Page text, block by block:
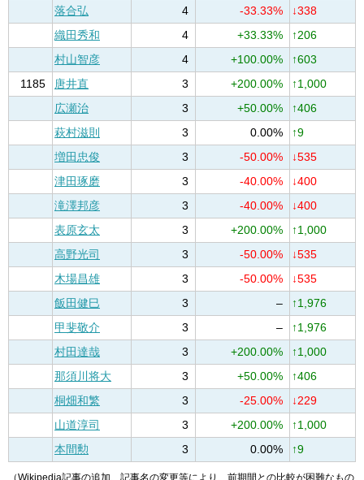
落合弘
4 -33.33%
↓338
織田秀和
4 +33.33%
↑206
村山智彦
4 +100.00%
↑603
1185
唐井直 3 +200.00%
↑1,000
広瀬治
3 +50.00%
↑406
萩村滋則
3 0.00%
↑9
増田忠俊
3 -50.00%
↓535
津田琢磨
3 -40.00%
↓400
滝澤邦彦
3 -40.00%
↓400
表原玄太
3 +200.00%
↑1,000
高野光司
3 -50.00%
↓535
木場昌雄
3 -50.00%
↓535
飯田健巳
3 –
↑1,976
甲斐敬介
3 –
↑1,976
村田達哉
3 +200.00%
↑1,000
那須川将大
3 +50.00%
↑406
桐畑和繁
3 -25.00%
↓229
山道淳司
3 +200.00%
↑1,000
本間勲
3 0.00% ↑9